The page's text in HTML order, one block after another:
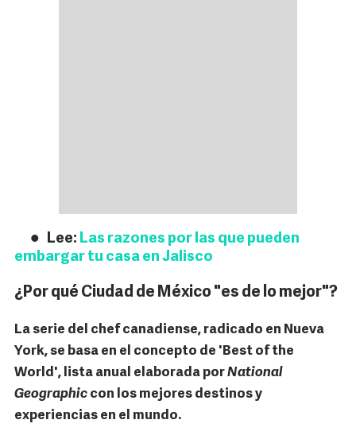
Lee: Las razones por las que pueden
embargar tu casa en Jalisco
¿Por qué Ciudad de México "es de lo mejor"?
La serie del chef canadiense, radicado en Nueva
York, se basa en el concepto de 'Best of the
World', lista anual elaborada porNational
Geographic con los mejores destinos y
experiencias en el mundo.